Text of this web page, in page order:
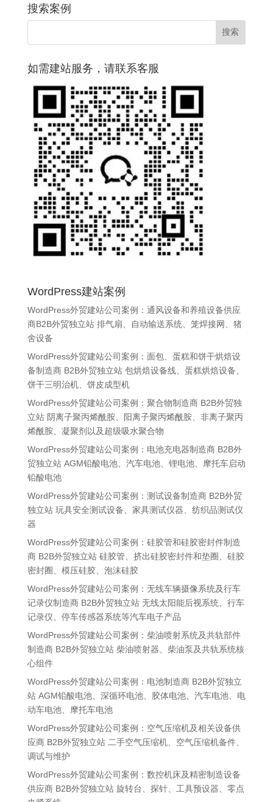
搜索案例
如需建站服务，请联系客服
WordPress建站案例
WordPress外贸建站公司案例：通风设备和养殖设备供应
商B2B外贸独立站 排气扇、自动输送系统、笼焊接网、猪
舍设备
WordPress外贸建站公司案例：面包、蛋糕和饼干烘焙设
备制造商 B2B外贸独立站 包烘焙设备线、蛋糕烘焙设备、
饼干三明治机、饼皮成型机
WordPress外贸建站公司案例：聚合物制造商 B2B外贸独
立站 阴离子聚丙烯酰胺、阳离子聚丙烯酰胺、非离子聚丙
烯酰胺、凝聚剂以及超级吸水聚合物
WordPress外贸建站公司案例：电池充电器制造商 B2B外
贸独立站 AGM铅酸电池、汽车电池、锂电池、摩托车启动
铅酸电池
WordPress外贸建站公司案例：测试设备制造商 B2B外贸
独立站 玩具安全测试设备、家具测试仪器、纺织品测试仪
器
WordPress外贸建站公司案例：硅胶管和硅胶密封件制造
商 B2B外贸独立站 硅胶管、挤出硅胶密封件和垫圈、硅胶
密封圈、模压硅胶、泡沫硅胶
WordPress外贸建站公司案例：无线车辆摄像系统及行车
记录仪制造商 B2B外贸独立站 无线太阳能后视系统、行车
记录仪、停车传感器系统等汽车电子产品
WordPress外贸建站公司案例：柴油喷射系统及共轨部件
制造商 B2B外贸独立站 柴油喷射器、柴油泵及共轨系统核
心组件
WordPress外贸建站公司案例：电池制造商 B2B外贸独立
站 AGM铅酸电池、深循环电池、胶体电池、汽车电池、电
动车电池、摩托车电池
WordPress外贸建站公司案例：空气压缩机及相关设备供
应商 B2B外贸独立站 二手空气压缩机、空气压缩机备件、
调试与维护
WordPress外贸建站公司案例：数控机床及精密制造设备
供应商 B2B外贸独立站 旋转台、探针、工具预设器、零点